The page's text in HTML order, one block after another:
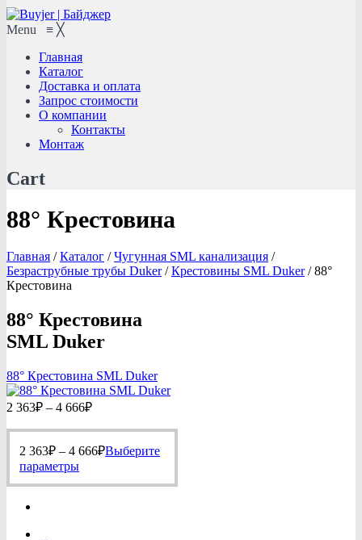
Menu ≡ ╳
Главная
Каталог
Доставка и оплата
Запрос стоимости
О компании
Контакты
Монтаж
Cart
88° Крестовина
Главная / Каталог / Чугунная SML канализация /
Безраструбные трубы Duker / Крестовины SML Duker /88°
Крестовина
88° Крестовина
SML Duker
88° Крестовина SML Duker
2 363₽ – 4 666₽Диапазон
2
363₽
2 363₽ – 4 666₽Диапазон
Выберите
параметрыЭтот